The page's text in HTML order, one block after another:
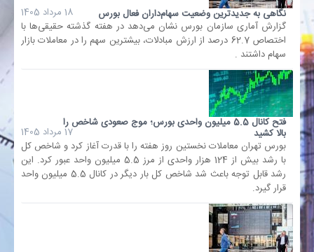
اقتصاد
خانه
نگاهی به جدیدترین وضعیت سهام‌داران فعال بورس
18 مرداد 1405
گزارش آماری سازمان بورس نشان می‌دهد در هفته گذشته حقیقی‌ها با
اختصاص 62.7 درصد از ارزش مبادلات، بیشترین سهم را در معاملات بازار
سهام داشتند .
فتح کانال 5.5 میلیون واحدی بورس؛ موج صعودی شاخص را
بالا کشید
17 مرداد 1405
بورس تهران معاملات نخستین روز هفته را با قدرت آغاز کرد و شاخص کل
با رشد بیش از 124 هزار واحدی از مرز 5.5 میلیون واحد عبور کرد. این
رشد قابل توجه باعث شد شاخص کل بار دیگر در کانال 5.5 میلیون واحد
قرار گیرد.